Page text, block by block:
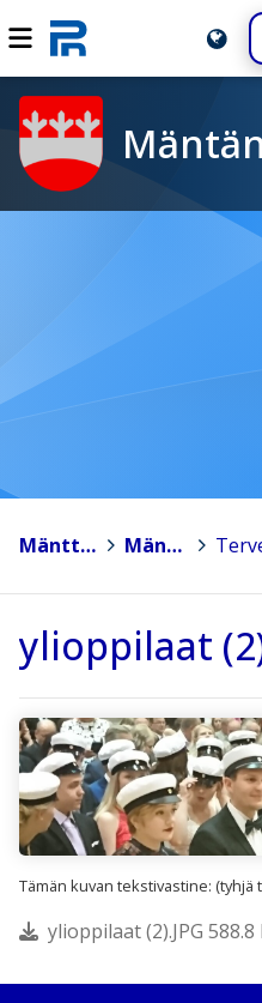
Mänttä-Vilppula > Mäntän lukio >
ylioppilaat
Tämän kuvan tekstivastine: (tyhjä
ylioppilaat (2).JPG 588.8